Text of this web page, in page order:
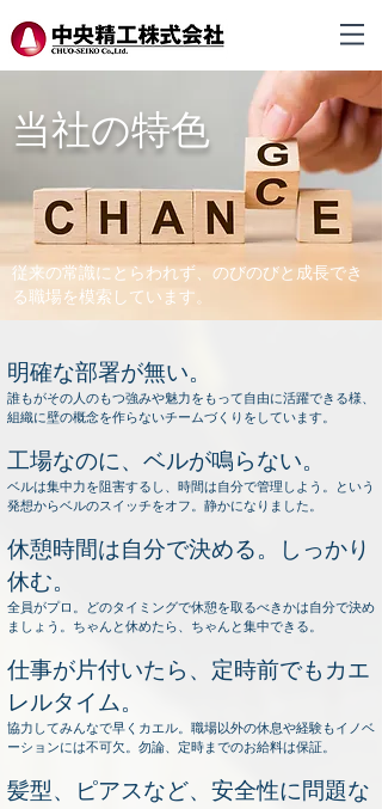
当社の特色
従来の常識にとらわれず、のびのびと成長でき
る職場を模索しています。
明確な部署が無い。
誰もがその人のもつ強みや魅力をもって自由に活躍できる様、
組織に壁の概念を作らないチームづくりをしています。
工場なのに、ベルが鳴らない。
ベルは集中力を阻害するし、時間は自分で管理しよう。という
発想からベルのスイッチをオフ。静かになりました。
休憩時間は自分で決める。しっかり
休む。
全員がプロ。どのタイミングで休憩を取るべきかは自分で決め
ましょう。ちゃんと休めたら、ちゃんと集中できる。
仕事が片付いたら、定時前でもカエ
レルタイム。
協力してみんなで早くカエル。職場以外の休息や経験もイノベ
ーションには不可欠。勿論、定時までのお給料は保証。
髪型、ピアスなど、安全性に問題な